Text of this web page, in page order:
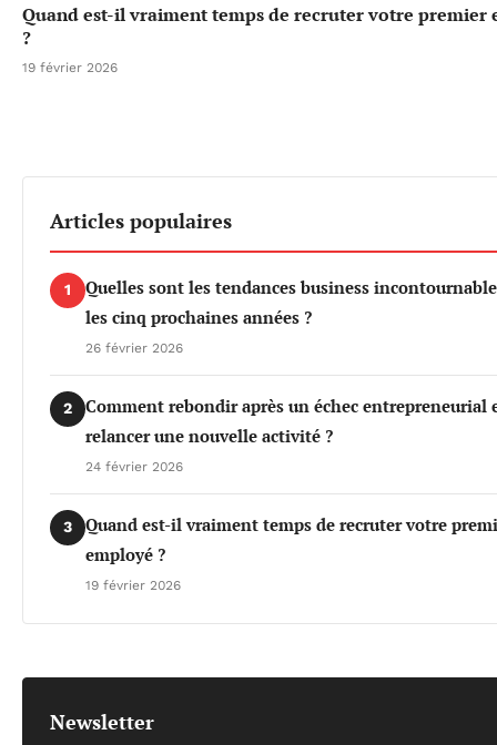
Quand est-il vraiment temps de recruter votre premier
?
19 février 2026
Articles populaires
1
Quelles sont les tendances business
les cinq prochaines années ?
26 février 2026
2
Comment rebondir après un échec entrepreneurial
relancer une nouvelle activité ?
24 février 2026
3
Quand est-il vraiment temps de recruter votre
employé ?
19 février 2026
Newsletter